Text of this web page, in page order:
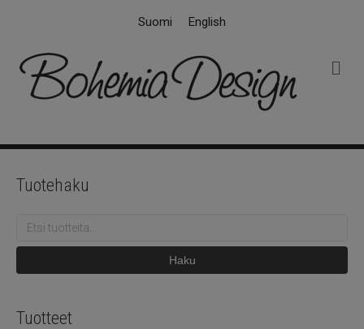
Suomi English
k
Tuotehaku
Etsi:
Haku
Tuotteet